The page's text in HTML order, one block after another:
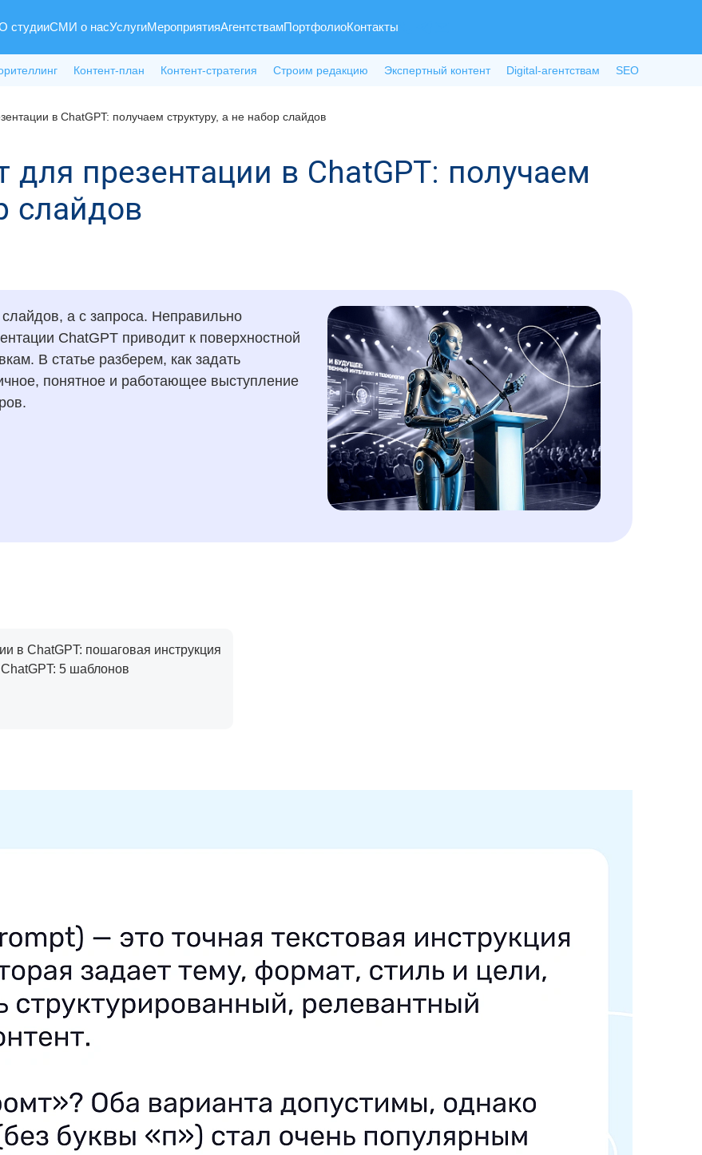
студииСМИ о насУслугиМероприятияАгентствамПортфолиоКонтакты
Контент-план Контент-стратегия Строим редакцию Экспертный контент Digital-агентствам SEO
в ChatGPT: получаем структуру, а не набор слайдов
для презентации в ChatGPT: получаем
слайдов
а с запроса. Неправильно
ChatGPT приводит к поверхностной
В статье разберем, как задать
понятное и работающее выступление
в ChatGPT: пошаговая инструкция
5 шаблонов